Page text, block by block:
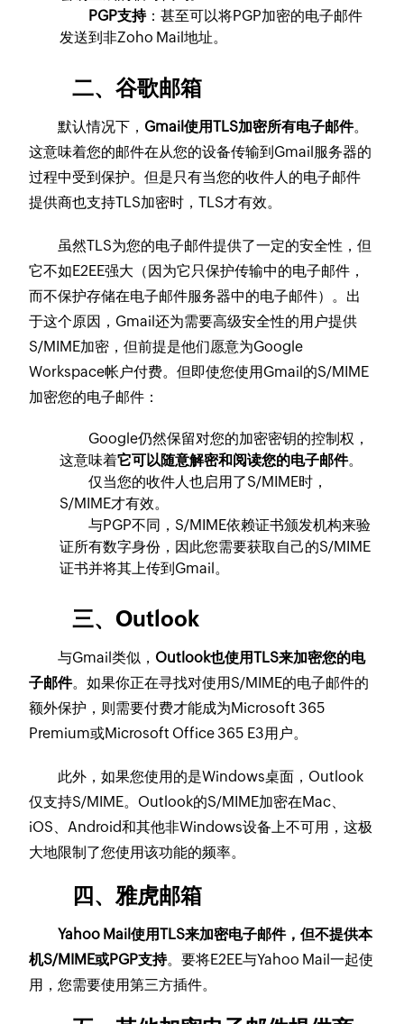
PGP支持：甚至可以将PGP加密的电子邮件
发送到非Zoho Mail地址。
二、谷歌邮箱
默认情况下， Gmail使用TLS加密所有电子邮件。
这意味着您的邮件在从您的设备传输到Gmail服务器的
过程中受到保护。但是只有当您的收件人的电子邮件
提供商也支持TLS加密时，TLS才有效。
虽然TLS为您的电子邮件提供了一定的安全性，但
它不如E2EE强大（因为它只保护传输中的电子邮件，
而不保护存储在电子邮件服务器中的电子邮件）。出
于这个原因，Gmail还为需要高级安全性的用户提供
S/MIME加密，但前提是他们愿意为Google
Workspace帐户付费。但即使您使用Gmail的S/MIME
加密您的电子邮件：
Google仍然保留对您的加密密钥的控制权，
这意味着它可以随意解密和阅读您的电子邮件。
仅当您的收件人也启用了S/MIME时，
S/MIME才有效。
与PGP不同，S/MIME依赖证书颁发机构来验
证所有数字身份，因此您需要获取自己的S/MIME
证书并将其上传到Gmail。
三、Outlook
与Gmail类似， Outlook也使用TLS来加密您的电
子邮件。如果你正在寻找对使用S/MIME的电子邮件的
额外保护，则需要付费才能成为Microsoft 365
Premium或Microsoft Office 365 E3用户。
此外，如果您使用的是Windows桌面，Outlook
仅支持S/MIME。Outlook的S/MIME加密在Mac、
iOS、Android和其他非Windows设备上不可用，这极
大地限制了您使用该功能的频率。
四、雅虎邮箱
Yahoo Mail使用TLS来加密电子邮件，但不提供本
机S/MIME或PGP支持。要将E2EE与Yahoo Mail一起使
用，您需要使用第三方插件。